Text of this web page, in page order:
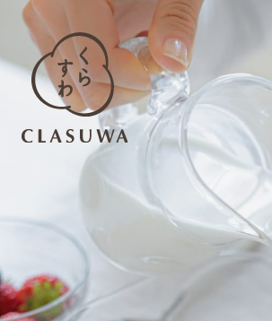
くらすわとは
お知らせ